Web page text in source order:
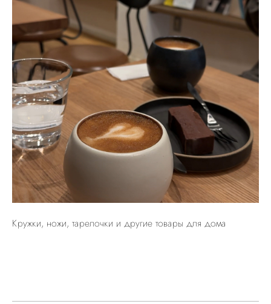
Кружки, ножи, тарелочки и другие товары для дома